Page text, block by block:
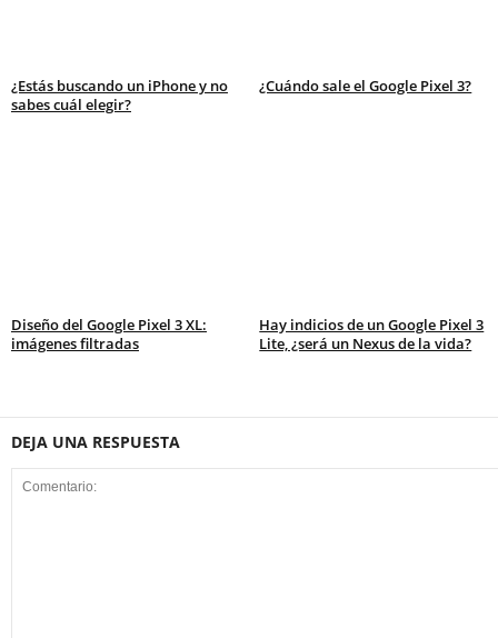
¿Estás buscando un iPhone y no
sabes cuál elegir?
¿Cuándo sale el Google Pixel 3?
Diseño del Google Pixel 3 XL:
imágenes filtradas
Hay indicios de un Google Pixel 3
Lite, ¿será un Nexus de la vida?
DEJA UNA RESPUESTA